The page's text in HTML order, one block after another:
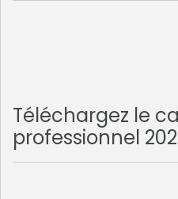
Téléchargez le
professionnel